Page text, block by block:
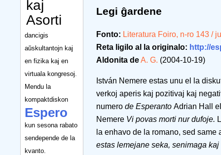
kaj
Asorti
dancigis
aŭskultantojn kaj
en fizika kaj en
virtuala kongresoj.
Mendu la
kompaktdiskon
Espero
kun sesona rabato
sendepende de la
kvanto.
Legi ĝardene
Fonto: Literatura Foiro, n-ro 143 /
Reta ligilo al la originalo: http://
Aldonita deA. G. (2004-10-19)
István Nemere estas unu el la
verkoj aperis kaj pozitivaj kaj
numero de Esperanto Adrian Hall
Nemere Vi povas morti nur dufoje.
la enhavo de la romano, sed
estas lemejane seka, senimaga kaj